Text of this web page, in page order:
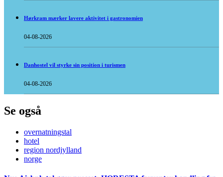
Hørkram mærker lavere aktivitet i gastronomien
04-08-2026
Danhostel vil styrke sin position i turismen
04-08-2026
Se også
overnatningstal
hotel
region nordjylland
norge